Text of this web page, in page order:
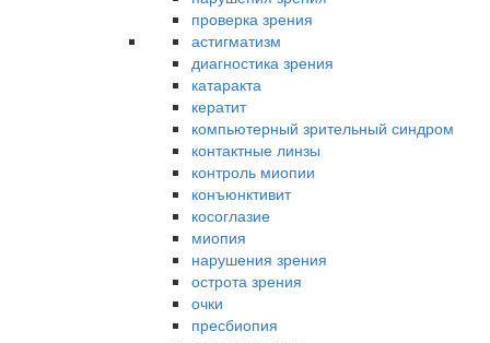
проверка зрения
астигматизм
диагностика зрения
катаракта
кератит
компьютерный зрительный синдром
контактные линзы
контроль миопии
конъюнктивит
косоглазие
миопия
нарушения зрения
острота зрения
очки
пресбиопия